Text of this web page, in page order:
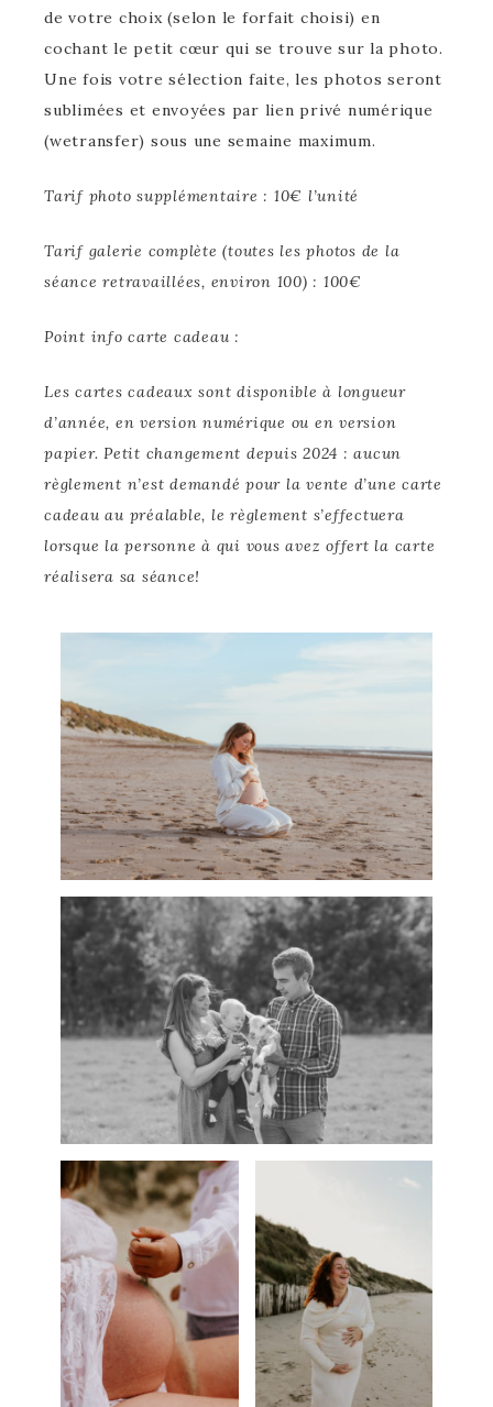
de votre choix (selon le forfait choisi) en
cochant le petit cœur qui se trouve sur la photo.
Une fois votre sélection faite, les photos seront
sublimées et envoyées par lien privé numérique
(wetransfer) sous une semaine maximum.
Tarif photo supplémentaire : 10€ l’unité
Tarif galerie complète (toutes les photos de la
séance retravaillées, environ 100) : 100€
Point info carte cadeau :
Les cartes cadeaux sont disponible à longueur
d’année, en version numérique ou en version
papier. Petit changement depuis 2024 : aucun
règlement n’est demandé pour la vente d’une carte
cadeau au préalable, le règlement s’effectuera
lorsque la personne à qui vous avez offert la carte
réalisera sa séance!